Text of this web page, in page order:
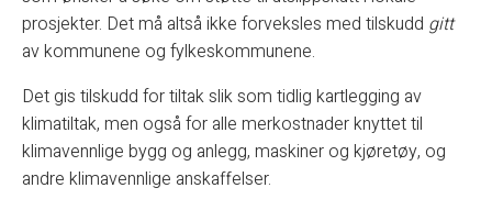
prosjekter. Det må altså ikke forveksles med tilskudd gitt
av kommunene og fylkeskommunene.
Det gis tilskudd for tiltak slik som tidlig kartlegging av
klimatiltak, men også for alle merkostnader knyttet til
klimavennlige bygg og anlegg, maskiner og kjøretøy, og
andre klimavennlige anskaffelser.